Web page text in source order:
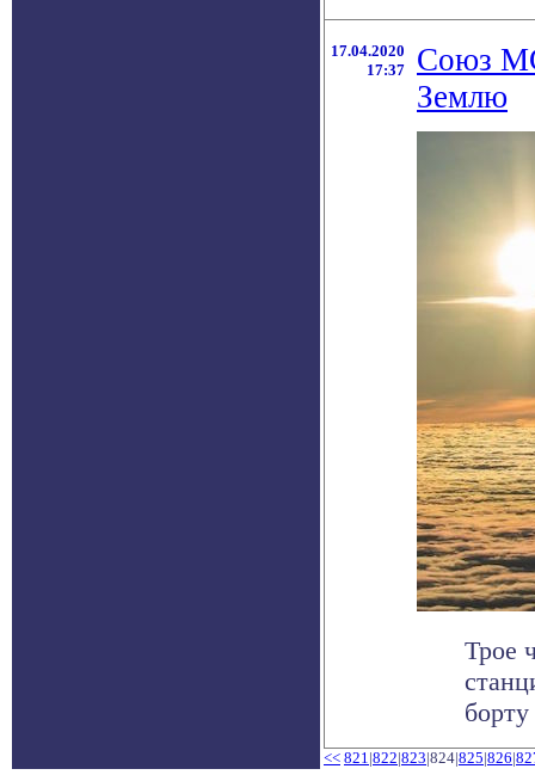
17.04.2020
17:37
Союз
Землю
Трое
<< 821|822|823|824|825|826|